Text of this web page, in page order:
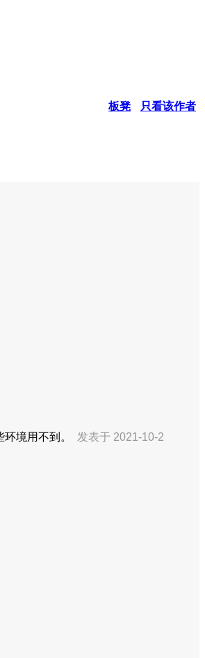
板凳 只看该作者
环境用不到。 发表于 2021-10-2